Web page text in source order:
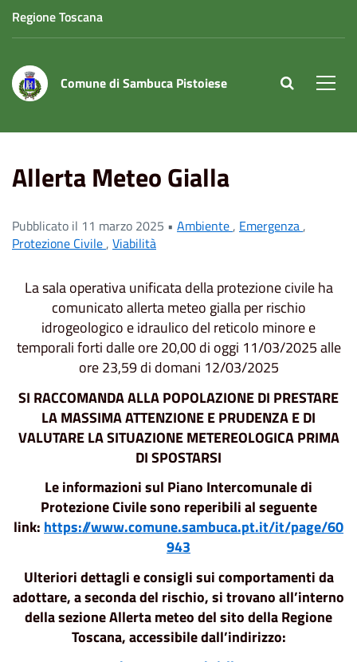
Regione Toscana
Comune di Sambuca Pistoiese site.searc
Allerta Meteo Gialla
Pubblicato il 11 marzo 2025 • Ambiente, Emergenza,
Protezione Civile, Viabilità
La sala operativa unificata della protezione civile ha
comunicato allerta meteo gialla per rischio
idrogeologico e idraulico del reticolo minore e
temporali forti dalle ore 20,00 di oggi 11/03/2025 alle
ore 23,59 di domani 12/03/2025
SI RACCOMANDA ALLA POPOLAZIONEDI PRESTARE
LA MASSIMA ATTENZIONE E PRUDENZA E DI
VALUTARE LA SITUAZIONE METEREOLOGICA PRIMA
DI SPOSTARSI
Le informazioni sul Piano Intercomunale di
Protezione Civile sono reperibili al seguente
link: https://www.comune.sambuca.pt.it/it/page/60
943
Ulteriori dettagli e consigli sui comportamenti da
adottare, a seconda del rischio, si trovano all’interno
della sezione Allerta meteo del sito della Regione
Toscana, accessibile dall’indirizzo: